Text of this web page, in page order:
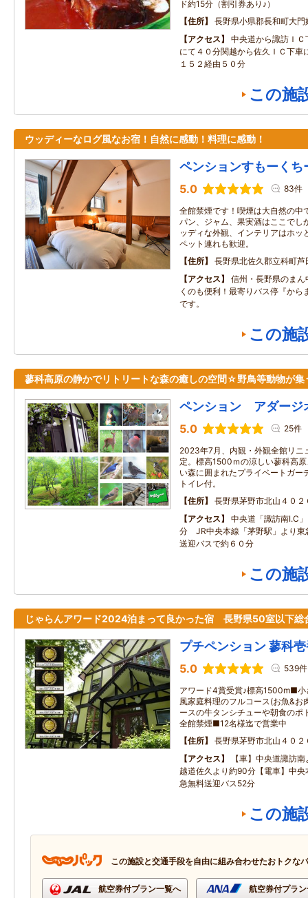
ド約15分（割引券あり♪）
住所
長野県小県郡長和町大
アクセス
中央道から諏訪Ｉ
にて４０分関越から佐久ＩＣ下車
１５２経由５０分
この施
ウッディーなログ風なお宿！自然に感動！料理に感動！
ペンションすもーくち
5.0 83件
全館禁煙です！喫煙は大自然の中
パン、ジャム、果実酒はここでし
ッディな外観、インテリアはホッ
ペット連れも歓迎。
住所
長野県北佐久郡立科町
アクセス
信州・長野県のま
くのも便利！最寄りバス停『から
です。
この施
蓼科高原の静かでリトリートな森の癒しの空間☆野鳥等動物が集
ペンション アダージ
5.0 25件
2023年7月、内観・外観全館リニ
定。標高1500ｍの涼しい蓼科高
い森に囲まれたプライベートガー
トイレ付。
住所
長野県茅野市北山４０
アクセス
中央道「諏訪南I.C
分 JR中央本線「茅野駅」より東
送迎バスで約６０分
この施
じゃらんアワード2024泊まって良かった宿 長野県50室以下総
プチペンション 蓼科
5.0 539件
アワード4賞受賞♪標高1500m■
風家庭料理のフルコース(お魚&
ースの牛タンシチューや朝食の
全館禁煙■12名様迄で営業中
住所
長野県茅野市北山４０２
アクセス
【車】中央道諏訪
越道佐久より約90分【電車】中
急無料送迎バス52分
この施
この施設と交通手段を自由に組み合わせたおトクな
航空券付プラン一覧へ 航空券付プラ